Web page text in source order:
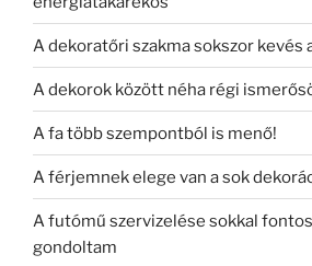
A dekoratőri szakma sokszor kevés
A dekorok között néha régi
A fa több szempontból is menő!
A férjemnek elege van a sok
A futómű szervizelése sokkal
gondoltam